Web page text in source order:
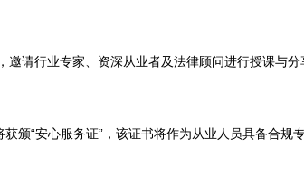
请行业专家、资深从业者及法律顾问进行授课与
颁“安心服务证”，该证书将作为从业人员具备合规